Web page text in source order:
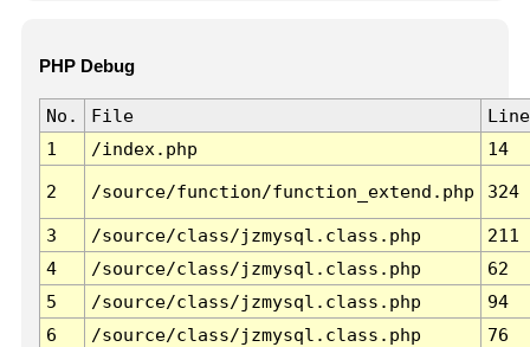
PHP Debug
No. File
Line
1
/index.php 14
2 /source/function/function_extend.php 324
3 /source/class/jzmysql.class.php
211
4
/source/class/jzmysql.class.php
62
5
/source/class/jzmysql.class.php
94
6
/source/class/jzmysql.class.php 76